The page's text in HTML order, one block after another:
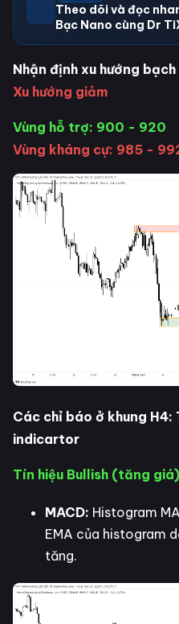
Theo dõi và đọc
Bạc Nano cùng Dr
Nhận định xu hướng
Xu hướng giảm
Vùng hỗ trợ: 900 - 920
Vùng kháng cự: 985 -
Các chỉ báo ở khung H4:
indicartor
Tín hiệu Bullish (tăng
MACD: Histogram
EMA của histogram
tăng.